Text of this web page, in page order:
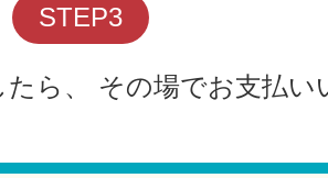
STEP3
ら、 その場でお支払い